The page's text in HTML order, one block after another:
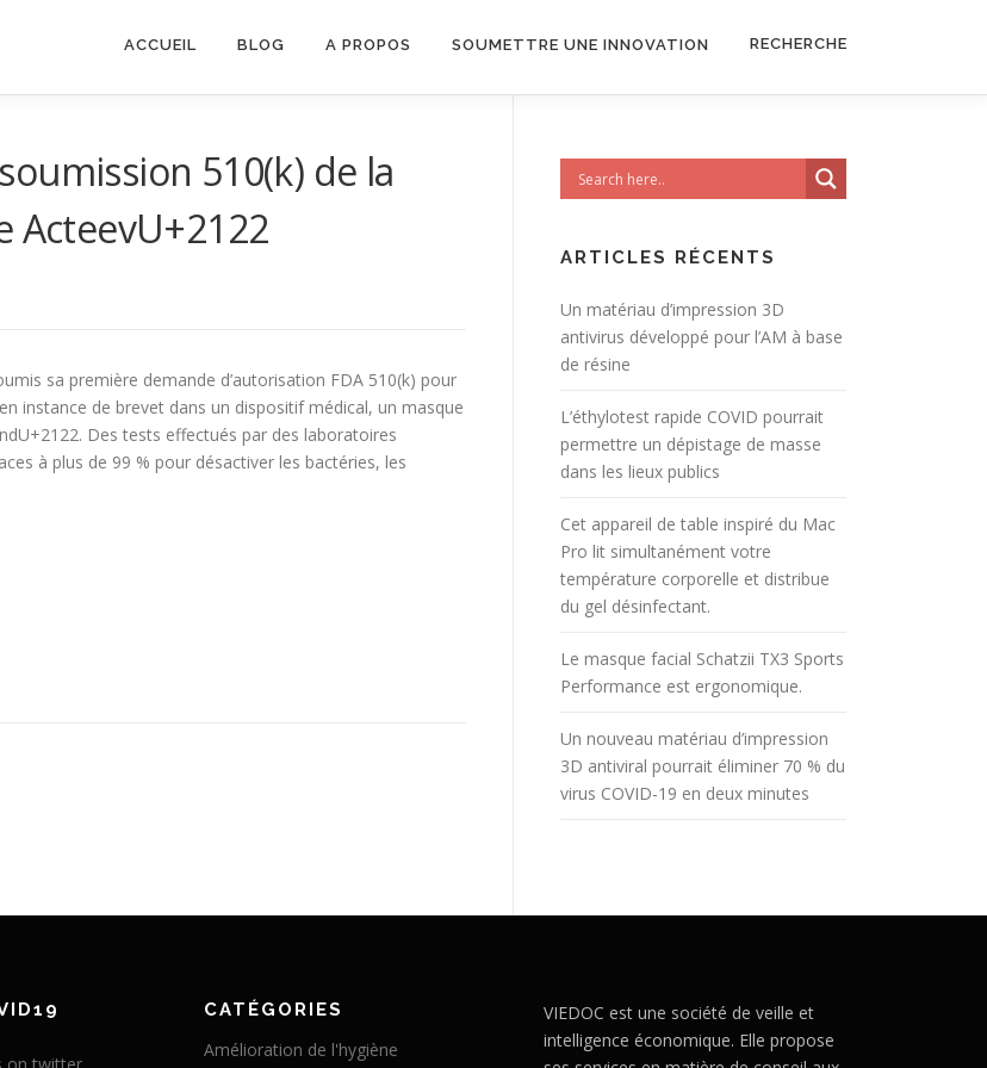
ACCUEIL BLOG A PROPOS SOUMETTRE UNE INNOVATION RECHERCHE
510(k) de la
ActeevU+2122
sa première demande d’autorisation FDA 510(k) pour
instance de brevet dans un dispositif médical, un masque
Des tests effectués par des laboratoires
à plus de 99 % pour désactiver les bactéries, les
ARTICLES RÉCENTS
Un matériau d’impression 3D
antivirus développé pour l’AM à base
de résine
L’éthylotest rapide COVID pourrait
permettre un dépistage de masse
dans les lieux publics
Cet appareil de table inspiré du Mac
Pro lit simultanément votre
température corporelle et distribue
du gel désinfectant.
Le masque facial Schatzii TX3 Sports
Performance est ergonomique.
Un nouveau matériau d’impression
3D antiviral pourrait éliminer 70 % du
virus COVID-19 en deux minutes
CATÉGORIES
Amélioration de l'hygiène
VIEDOC est une société de veille et
intelligence économique. Elle propose